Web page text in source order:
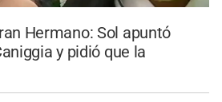
Hermano: Sol apuntó
y pidió que la